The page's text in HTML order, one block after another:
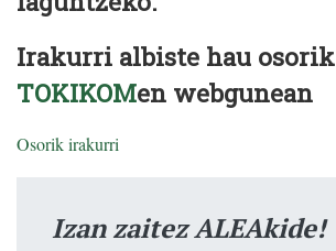
Irakurri albiste hau osorik
TOKIKOMen webgunean
Osorik irakurri
Izan zaitez ALEAkide!